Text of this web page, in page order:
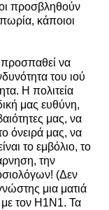
προσβληθούν
κάποιοι
προσπαθεί να
του ιού
Η πολιτεία
μας ευθύνη,
μας, να
όνειρά μας, να
το εμβόλιο, το
την
(Δεν
μια ματιά
με τον H1N1. Τα